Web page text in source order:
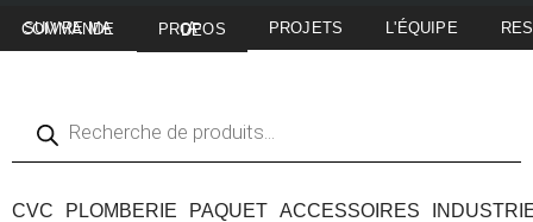
SUIVRE MA COMMANDE A PROPOS DE PROJETS L'ÉQUIPE
CVC PLOMBERIE PAQUET ACCESSOIRES